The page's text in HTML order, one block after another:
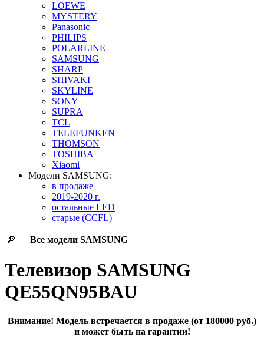
LOEWE
MYSTERY
Panasonic
PHILIPS
POLARLINE
SAMSUNG
SHARP
SHIVAKI
SKYLINE
SONY
SUPRA
TCL
TELEFUNKEN
THOMSON
TOSHIBA
Xiaomi
Модели SAMSUNG:
в продаже
2019-2020 г.
остальные LED
старые (CCFL)
🔎 Все модели SAMSUNG
Телевизор SAMSUNG
QE55QN95BAU
Внимание! Модель встречается в продаже (от 180000 руб.)
и может быть на гарантии!